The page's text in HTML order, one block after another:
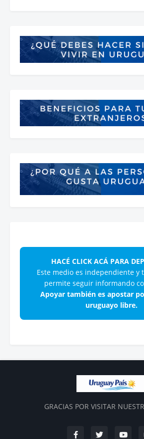
HACÉ CLICK ACÁ PARA
Este medio es independiente y
permite seguir informando
Apoyar también es apostar
uruguayo libre.
GRACIAS POR VISITAR